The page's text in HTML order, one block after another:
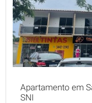
Apartamento em
SNI